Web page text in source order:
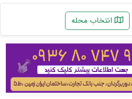
انتخاب محله